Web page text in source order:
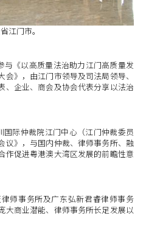
江门市。
与《以高质量法治助力江门高质量发
》，由江门市领导及司法局领导、
、企业、商会及协会代表分享以法治
际仲裁院江门中心（江门仲裁委员
议》，与国内仲裁、律师事务所、融
作促进粤港澳大湾区发展的前瞻性意
师事务所及广东弘新君睿律师事务
大商业潜能、律师事务所长足发展以